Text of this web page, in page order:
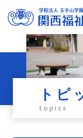
トピ
topics